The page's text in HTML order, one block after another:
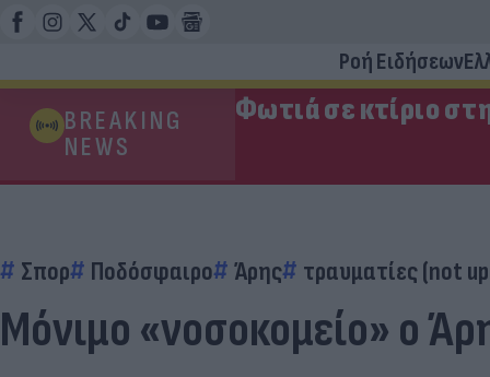
Ροή Ειδήσεων
BREAKING
NEWS
Φωτιά σε κτίριο
Σπορ Ποδόσφαιρο Άρης τραυματίες (not
Μόνιμο «νοσοκομείο» ο